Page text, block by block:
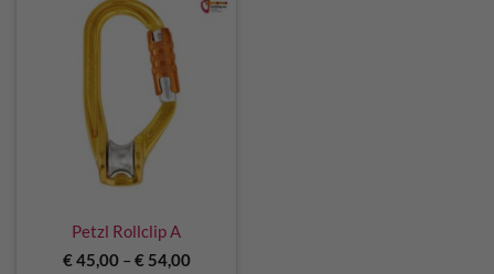
Petzl Rollclip A
€45,00– €54,00